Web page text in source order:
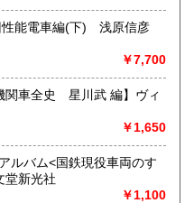
談)致します。
古書一般（その他）
性能電車編(下) 浅原信彦
￥7,700
関車全史 星川武 編】ヴィ
￥1,650
ルバム<国鉄現役車両のす
新光社
￥1,100